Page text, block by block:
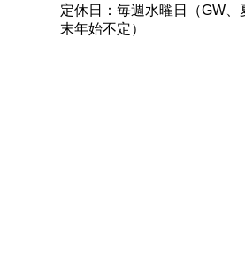
定休日：毎週水曜日（GW、
末年始不定）